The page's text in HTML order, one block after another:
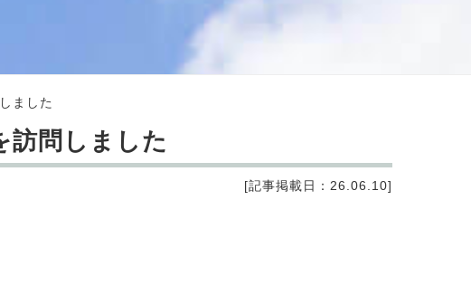
ました
訪問しました
[記事掲載日：26.06.10]